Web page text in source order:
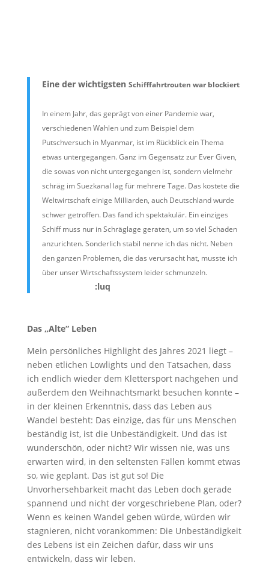
Eine der wichtigsten Schifffahrtrouten warblockiert
In einem Jahr, das geprägt von einer Pandemie war,
verschiedenen Wahlen und zum Beispiel dem
Putschversuch in Myanmar, ist im Rückblick ein Thema
etwas untergegangen. Ganz im Gegensatz zur Ever Given,
die sowas von nicht untergegangen ist, sondern vielmehr
schräg im Suezkanal lag für mehrere Tage. Das kostete die
Weltwirtschaft einige Milliarden, auch Deutschland wurde
schwer getroffen. Das fand ich spektakulär. Ein einziges
Schiff muss nur in Schräglage geraten, um so viel Schaden
anzurichten. Sonderlich stabil nenne ich das nicht. Neben
den ganzen Problemen, die das verursacht hat, musste ich
über unser Wirtschaftssystem leider schmunzeln.
:luq
Das „Alte“ Leben
Mein persönliches Highlight des Jahres 2021 liegt –
neben etlichen Lowlights und den Tatsachen, dass
ich endlich wieder dem Klettersport nachgehen und
außerdem den Weihnachtsmarkt besuchen konnte –
in der kleinen Erkenntnis, dass das Leben aus
Wandel besteht: Das einzige, das für uns Menschen
beständig ist, ist die Unbeständigkeit. Und das ist
wunderschön, oder nicht? Wir wissen nie, was uns
erwarten wird, in den seltensten Fällen kommt etwas
so, wie geplant. Das ist gut so! Die
Unvorhersehbarkeit macht das Leben doch gerade
spannend und nicht der vorgeschriebene Plan, oder?
Wenn es keinen Wandel geben würde, würden wir
stagnieren, nicht vorankommen: Die Unbeständigkeit
des Lebens ist ein Zeichen dafür, dass wir uns
entwickeln, dass wir leben.